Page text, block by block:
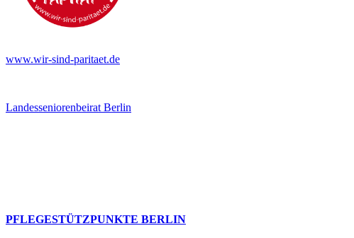
www.wir-sind-paritaet.de
Landesseniorenbeirat Berlin
PFLEGESTÜTZPUNKTE BERLIN